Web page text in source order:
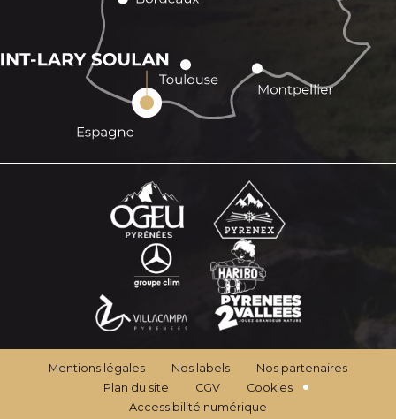
Mentions légales Nos labels
Nos partenaires
Plan du site
CGV
Cookies
Accessibilité numérique